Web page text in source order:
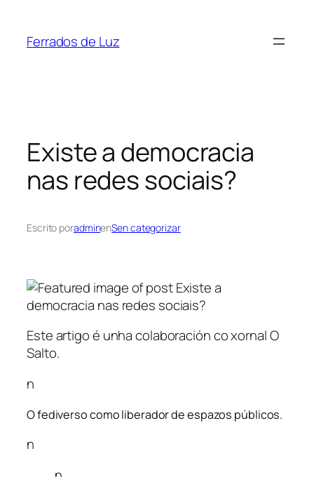
contido
Ferrados de Luz
Existe a democracia
nas redes sociais?
Escrito poradminenSen categorizar
Este artigo é unha colaboración co xornal O
Salto.
n
O fediverso como liberador de espazos públicos.
n